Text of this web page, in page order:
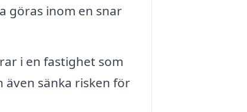
göras inom en snar
i en fastighet som
även sänka risken för